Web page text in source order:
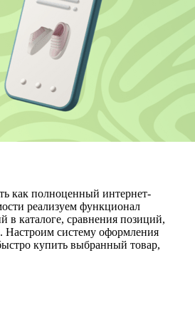
как полноценный интернет-
реализуем функционал
в каталоге, сравнения позиций,
Настроим систему оформления
купить выбранный товар,